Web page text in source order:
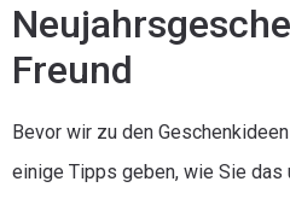
Freund
Bevor wir zu den
einige Tipps geben, wie Sie das